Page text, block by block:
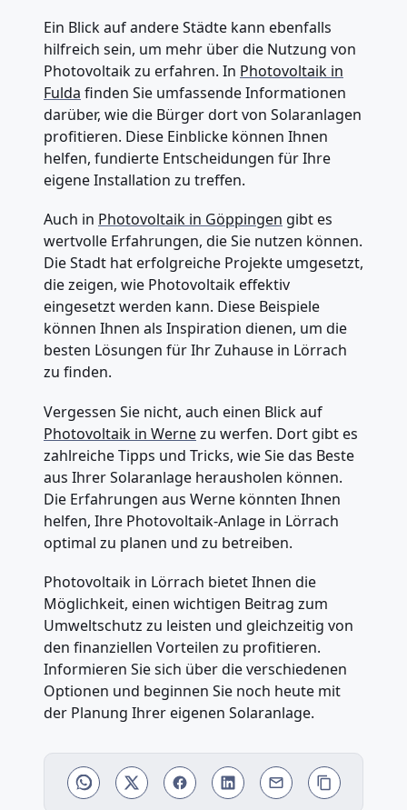
Ein Blick auf andere Städte kann ebenfalls
hilfreich sein, um mehr über die Nutzung von
Photovoltaik zu erfahren. In Photovoltaik in
Fulda finden Sie umfassende Informationen
darüber, wie die Bürger dort von Solaranlagen
profitieren. Diese Einblicke können Ihnen
helfen, fundierte Entscheidungen für Ihre
eigene Installation zu treffen.
Auch in Photovoltaik in Göppingen gibt es
wertvolle Erfahrungen, die Sie nutzen können.
Die Stadt hat erfolgreiche Projekte umgesetzt,
die zeigen, wie Photovoltaik effektiv
eingesetzt werden kann. Diese Beispiele
können Ihnen als Inspiration dienen, um die
besten Lösungen für Ihr Zuhause in Lörrach
zu finden.
Vergessen Sie nicht, auch einen Blick auf
Photovoltaik in Wernezu werfen. Dort gibt es
zahlreiche Tipps und Tricks, wie Sie das Beste
aus Ihrer Solaranlage herausholen können.
Die Erfahrungen aus Werne könnten Ihnen
helfen, Ihre Photovoltaik-Anlage in Lörrach
optimal zu planen und zu betreiben.
Photovoltaik in Lörrach bietet Ihnen die
Möglichkeit, einen wichtigen Beitrag zum
Umweltschutz zu leisten und gleichzeitig von
den finanziellen Vorteilen zu profitieren.
Informieren Sie sich über die verschiedenen
Optionen und beginnen Sie noch heute mit
der Planung Ihrer eigenen Solaranlage.